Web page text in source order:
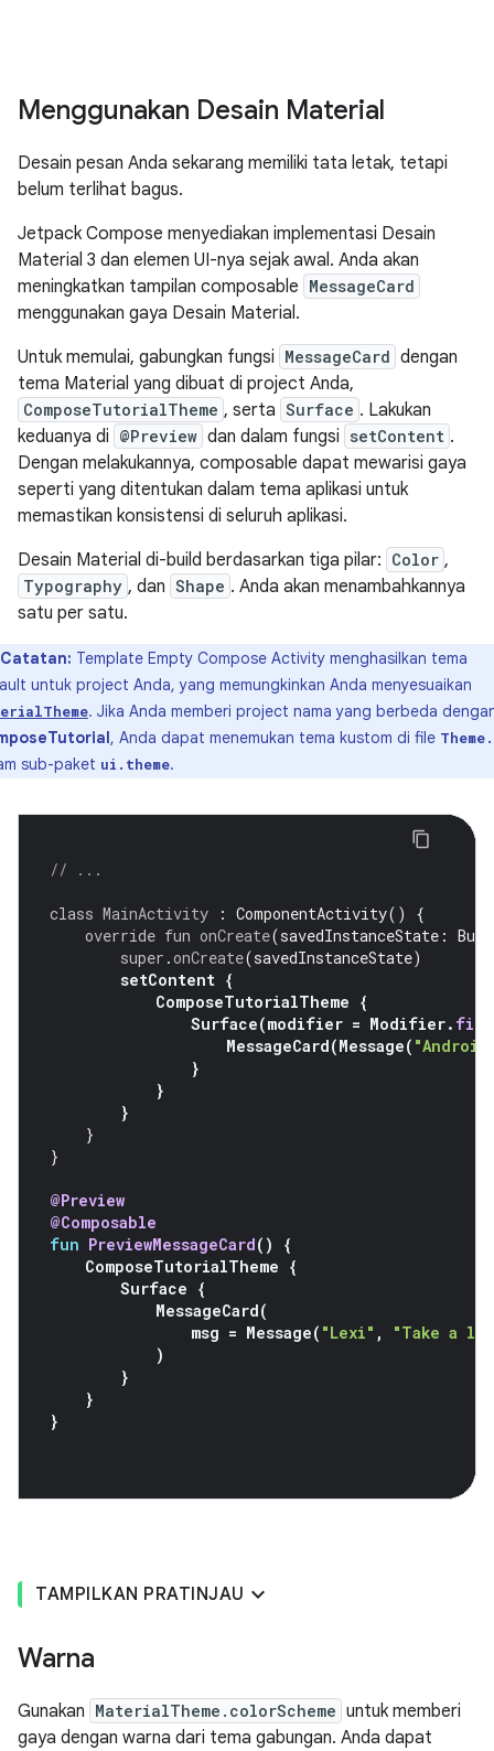
Menggunakan Desain Material
Desain pesan Anda sekarang memiliki tata letak, tetapi
belum terlihat bagus.
Jetpack Compose menyediakan implementasi Desain
Material 3 dan elemen UI-nya sejak awal. Anda akan
meningkatkan tampilan composable MessageCard
menggunakan gaya Desain Material.
Untuk memulai, gabungkan fungsi MessageCard dengan
tema Material yang dibuat di project Anda,
ComposeTutorialTheme , serta Surface . Lakukan
keduanya di @Preview dan dalam fungsi setContent .
Dengan melakukannya, composable dapat mewarisi gaya
seperti yang ditentukan dalam tema aplikasi untuk
memastikan konsistensi di seluruh aplikasi.
Desain Material di-build berdasarkan tiga pilar: Color ,
Typography , dan Shape . Anda akan menambahkannya
satu per satu.
Catatan: Template Empty Compose Activity menghasilkan tema
untuk project Anda, yang memungkinkan Anda menyesuaikan
. Jika Anda memberi project nama yang berbeda
, Anda dapat menemukan tema kustom di file
sub-paket ui.theme.
// ...
class MainActivity : ComponentActivity()
{
override fun onCreate(savedInstanceState :
super .onCreate(savedInstanceState)
setContent {
ComposeTutorialTheme {
Surface(modifier = Modifier.
MessageCard(Message(
}
}
}
}
}
@Preview
@Composable
fun PreviewMessageCard()
{
ComposeTutorialTheme {
Surface {
MessageCard(
msg = Message( "Lexi" ,
"Take a
)
}
}
}
TAMPILKAN PRATINJAU
Warna
Gunakan MaterialTheme.colorScheme untuk memberi
gaya dengan warna dari tema gabungan. Anda dapat